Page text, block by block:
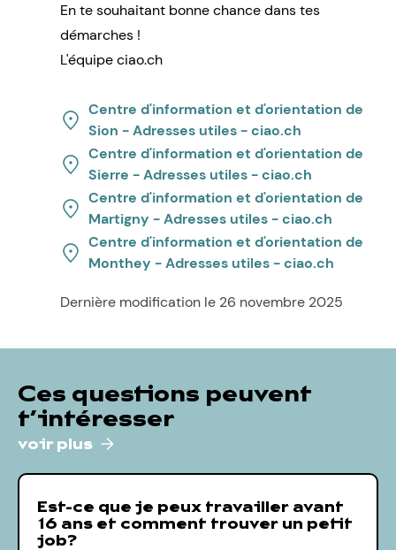
En te souhaitant bonne chance dans tes
démarches !
L'équipe ciao.ch
Centre d'information et d'orientation de
Sion - Adresses utiles - ciao.ch
Centre d'information et d'orientation de
Sierre - Adresses utiles - ciao.ch
Centre d'information et d'orientation de
Martigny - Adresses utiles - ciao.ch
Centre d'information et d'orientation de
Monthey - Adresses utiles - ciao.ch
Dernière modification le 26 novembre 2025
Ces questions peuvent
t’intéresser
voir plus
Est-ce que je peux travailler avant
16 ans et comment trouver un petit
job?